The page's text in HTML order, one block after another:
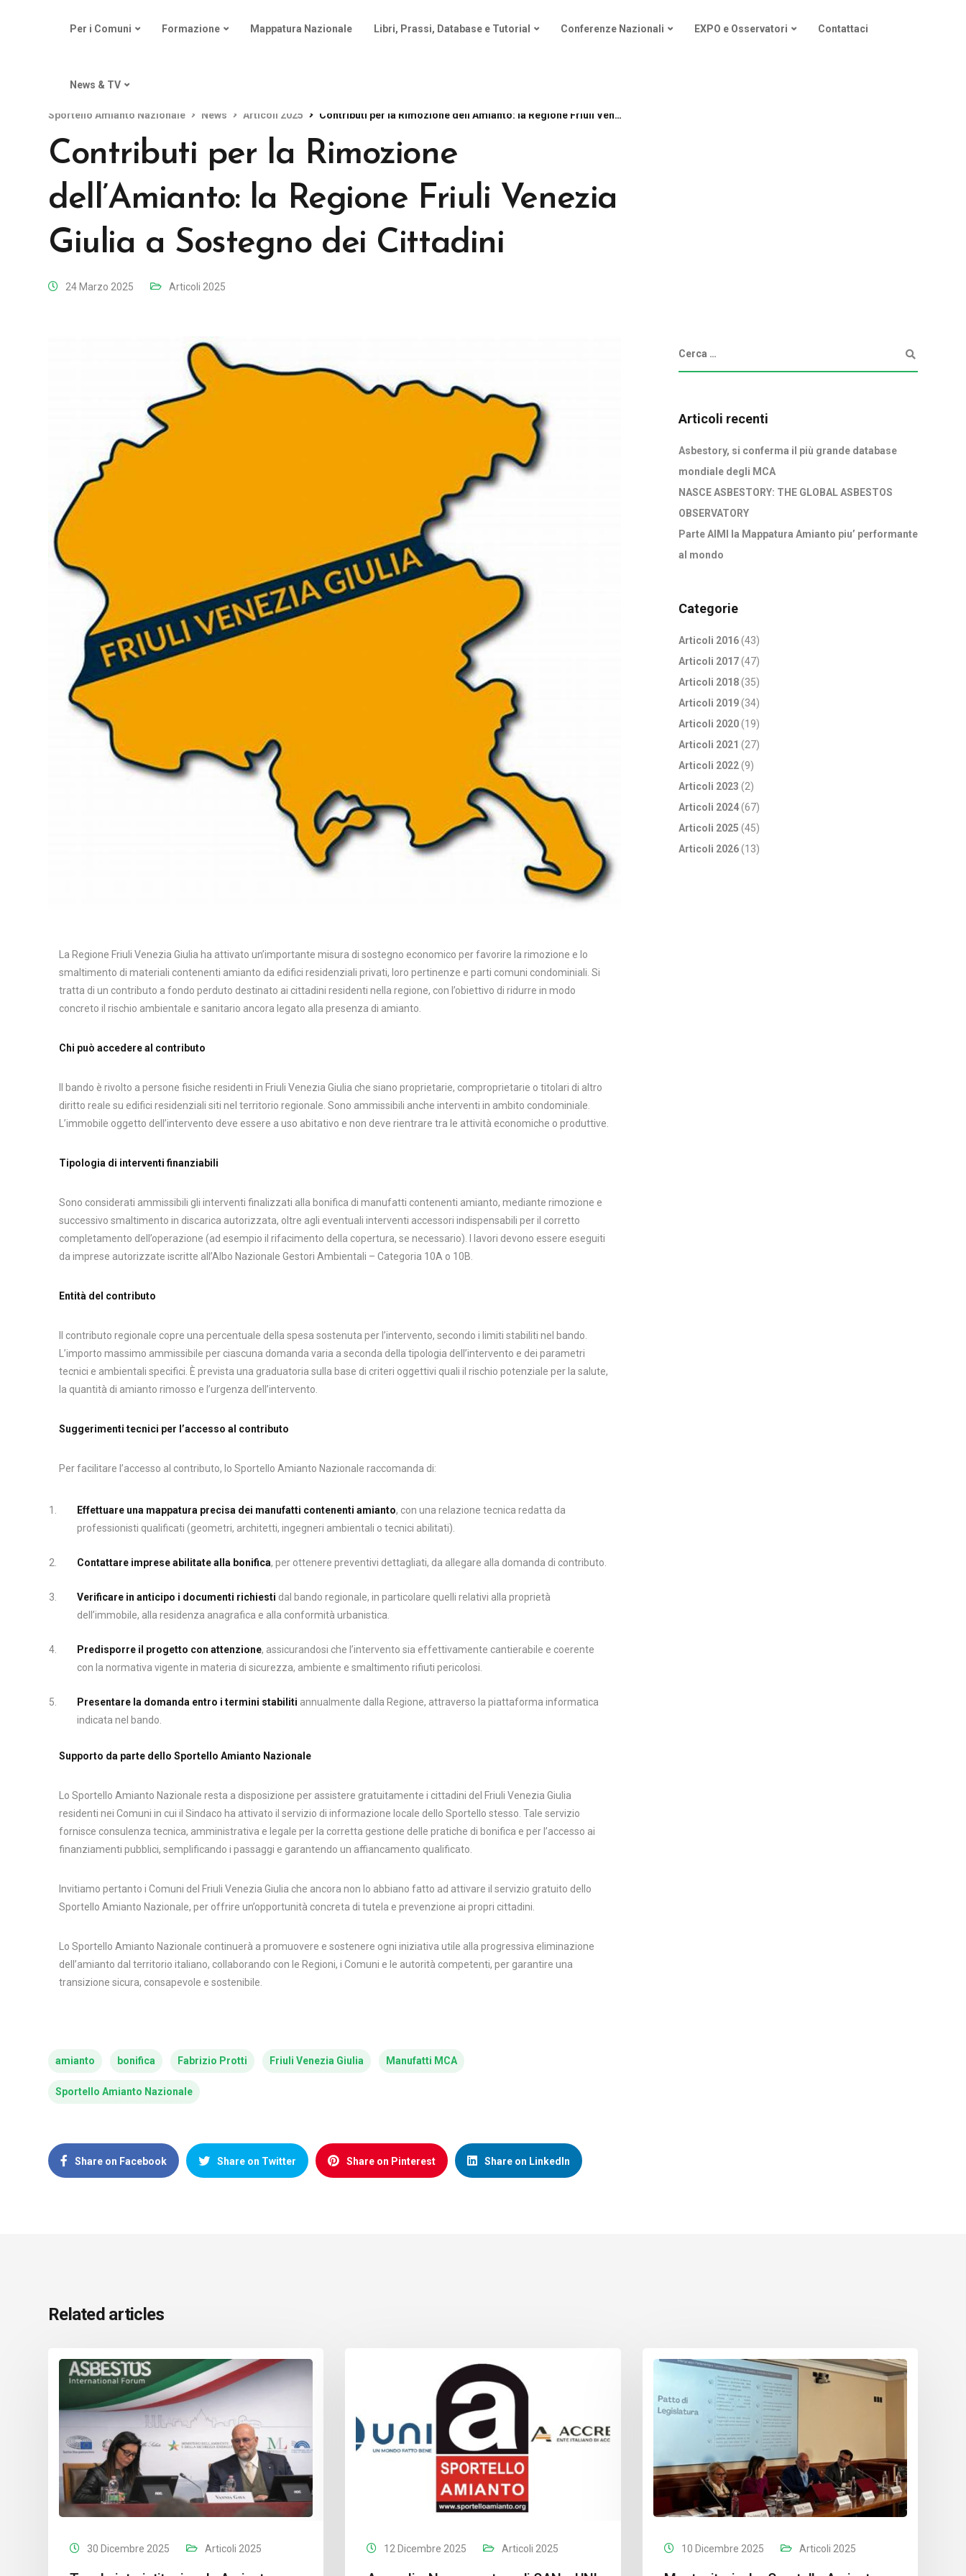
Per i Comuni Formazione Mappatura Nazionale Libri, Prassi, Database e Tutorial Conferenze Nazionali EXPO e Osservatori Contattaci
News & TV
Sportello Amianto Nazionale News Articoli 2025 Contributi per la Rimozione dell’Amianto: la Regione Friuli Venezia Giulia a Sostegno dei Cittadini
Contributi per la Rimozione
dell’Amianto: la Regione Friuli Venezia
Giulia a Sostegno dei Cittadini
24 Marzo 2025 Articoli 2025
La Regione Friuli Venezia Giulia ha attivato un’importante misura di sostegno economico per favorire la rimozione e lo
smaltimento di materiali contenenti amianto da edifici residenziali privati, loro pertinenze e parti comuni condominiali. Si
tratta di un contributo a fondo perduto destinato ai cittadini residenti nella regione, con l’obiettivo di ridurre in modo
concreto il rischio ambientale e sanitario ancora legato alla presenza di amianto.
Chi può accedere al contributo
Il bando è rivolto a persone fisiche residenti in Friuli Venezia Giulia che siano proprietarie, comproprietarie o titolari di altro
diritto reale su edifici residenziali siti nel territorio regionale. Sono ammissibili anche interventi in ambito condominiale.
L’immobile oggetto dell’intervento deve essere a uso abitativo e non deve rientrare tra le attività economiche o produttive.
Tipologia di interventi finanziabili
Sono considerati ammissibili gli interventi finalizzati alla bonifica di manufatti contenenti amianto, mediante rimozione e
successivo smaltimento in discarica autorizzata, oltre agli eventuali interventi accessori indispensabili per il corretto
completamento dell’operazione (ad esempio il rifacimento della copertura, se necessario). I lavori devono essere eseguiti
da imprese autorizzate iscritte all’Albo Nazionale Gestori Ambientali – Categoria 10A o 10B.
Entità del contributo
Il contributo regionale copre una percentuale della spesa sostenuta per l’intervento, secondo i limiti stabiliti nel bando.
L’importo massimo ammissibile per ciascuna domanda varia a seconda della tipologia dell’intervento e dei parametri
tecnici e ambientali specifici. È prevista una graduatoria sulla base di criteri oggettivi quali il rischio potenziale per la salute,
la quantità di amianto rimosso e l’urgenza dell’intervento.
Suggerimenti tecnici per l’accesso al contributo
Per facilitare l’accesso al contributo, lo Sportello Amianto Nazionale raccomanda di:
Effettuare una mappatura precisa dei manufatti contenenti amianto, con una relazione tecnica redatta da
professionisti qualificati (geometri, architetti, ingegneri ambientali o tecnici abilitati).
Contattare imprese abilitate alla bonifica, per ottenere preventivi dettagliati, da allegare alla domanda di contributo.
Verificare in anticipo i documenti richiesti dal bando regionale, in particolare quelli relativi alla proprietà
dell’immobile, alla residenza anagrafica e alla conformità urbanistica.
Predisporre il progetto con attenzione, assicurandosi che l’intervento sia effettivamente cantierabile e coerente
con la normativa vigente in materia di sicurezza, ambiente e smaltimento rifiuti pericolosi.
Presentare la domanda entro i termini stabiliti annualmente dalla Regione, attraverso la piattaforma informatica
indicata nel bando.
Supporto da parte dello Sportello Amianto Nazionale
Lo Sportello Amianto Nazionale resta a disposizione per assistere gratuitamente i cittadini del Friuli Venezia Giulia
residenti nei Comuni in cui il Sindaco ha attivato il servizio di informazione locale dello Sportello stesso. Tale servizio
fornisce consulenza tecnica, amministrativa e legale per la corretta gestione delle pratiche di bonifica e per l’accesso ai
finanziamenti pubblici, semplificando i passaggi e garantendo un affiancamento qualificato.
Invitiamo pertanto i Comuni del Friuli Venezia Giulia che ancora non lo abbiano fatto ad attivare il servizio gratuito dello
Sportello Amianto Nazionale, per offrire un’opportunità concreta di tutela e prevenzione ai propri cittadini.
Lo Sportello Amianto Nazionale continuerà a promuovere e sostenere ogni iniziativa utile alla progressiva eliminazione
dell’amianto dal territorio italiano, collaborando con le Regioni, i Comuni e le autorità competenti, per garantire una
transizione sicura, consapevole e sostenibile.
amianto bonifica Fabrizio Protti Friuli Venezia Giulia Manufatti MCA
Sportello Amianto Nazionale
Share on Facebook Share on Twitter Share on Pinterest Share on LinkedIn
Articoli recenti
Asbestory, si conferma il più grande database
mondiale degli MCA
NASCE ASBESTORY: THE GLOBAL ASBESTOS
OBSERVATORY
Parte AIMI la Mappatura Amianto piu’ performante
al mondo
Categorie
Articoli 2016(43)
Articoli 2017(47)
Articoli 2018(35)
Articoli 2019(34)
Articoli 2020(19)
Articoli 2021 (27)
Articoli 2022(9)
Articoli 2023 (2)
Articoli 2024(67)
Articoli 2025 (45)
Articoli 2026(13)
Related articles
30 Dicembre 2025 Articoli 2025 12 Dicembre 2025 Articoli 2025 10 Dicembre 2025 Articoli 2025